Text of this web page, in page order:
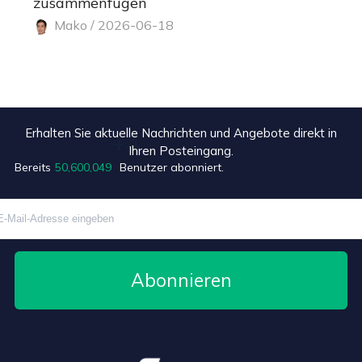
Mako / 2026-06-18
Erhalten Sie aktuelle Nachrichten und Angebote direkt in
Ihren Posteingang.
Bereits 50,600,053 Benutzer abonniert.
Abonnieren